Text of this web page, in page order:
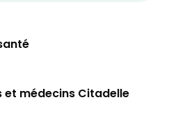
médecins Citadelle